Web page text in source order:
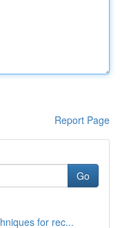
Report Page
Go
for rec...